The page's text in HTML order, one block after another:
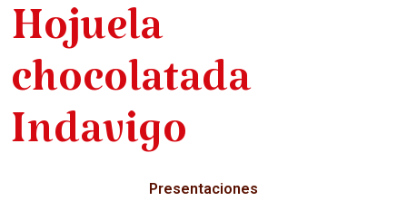
Hojuela
chocolatada
Indavigo
Presentaciones